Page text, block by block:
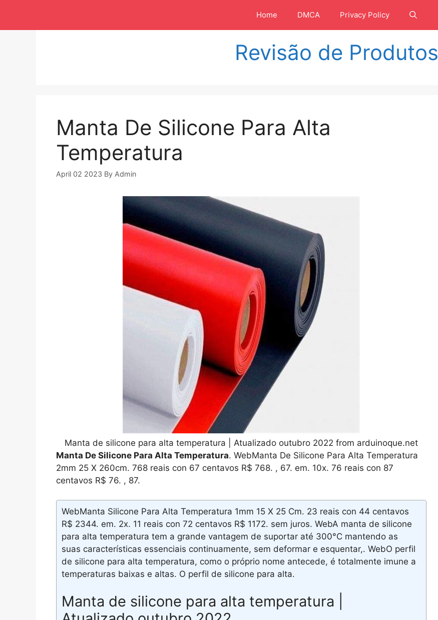
isi
Home DMCA Privacy Policy
Revisão de Produtos
Manta De Silicone Para Alta
Temperatura
April 02 2023 By Admin
Manta de silicone para alta temperatura | Atualizado outubro 2022 from arduinoque.net
Manta De Silicone Para Alta Temperatura. WebManta De Silicone Para Alta Temperatura
2mm 25 X 260cm. 768 reais con 67 centavos R$ 768. , 67. em. 10x. 76 reais con 87
centavos R$ 76. , 87.
WebManta Silicone Para Alta Temperatura 1mm 15 X 25 Cm. 23 reais con 44 centavos
R$ 2344. em. 2x. 11 reais con 72 centavos R$ 1172. sem juros. WebA manta de silicone
para alta temperatura tem a grande vantagem de suportar até 300°C mantendo as
suas características essenciais continuamente, sem deformar e esquentar,. WebO perfil
de silicone para alta temperatura, como o próprio nome antecede, é totalmente imune a
temperaturas baixas e altas. O perfil de silicone para alta.
Manta de silicone para alta temperatura |